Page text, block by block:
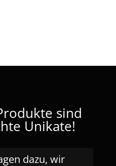
sind
Unikate!
dazu, wir